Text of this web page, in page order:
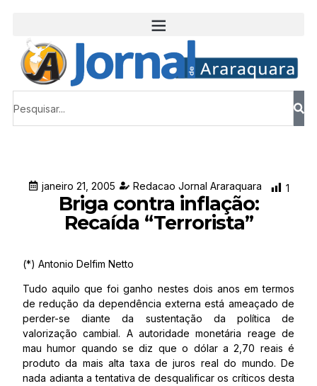
janeiro 21, 2005 Redacao Jornal Araraquara 1
Briga contra inflação:
Recaída “Terrorista”
(*) Antonio Delfim Netto
Tudo aquilo que foi ganho nestes dois anos em termos
de redução da dependência externa está ameaçado de
perder-se diante da sustentação da política de
valorização cambial. A autoridade monetária reage de
mau humor quando se diz que o dólar a 2,70 reais é
produto da mais alta taxa de juros real do mundo. De
nada adianta a tentativa de desqualificar os críticos desta